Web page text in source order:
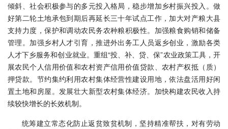
倾斜、社会积极参与的多元投入格局，稳步增加乡村振兴投入。做
好第二轮土地承包到期后再延长三十年试点工作，加大对产粮大县
支持力度，保护和调动农民务农种粮积极性。加强粮食购销和储备
管理。加强乡村人才引育，推进外出务工人员返乡创业，激励各类
人才下乡服务和创业就业。重组“投、补、贷、保”农业政策工具，开
展农民个人信用价值和农村资产信用价值贷款、农村产权抵（质）
押贷款。节约集约利用农村集体经营性建设用地，依法盘活用好闲
置土地和房屋。发展壮大新型农村集体经济。加快构建农民收入持
续较快增长的长效机制。
统筹建立常态化防止返贫致贫机制，坚持精准帮扶，对有劳动